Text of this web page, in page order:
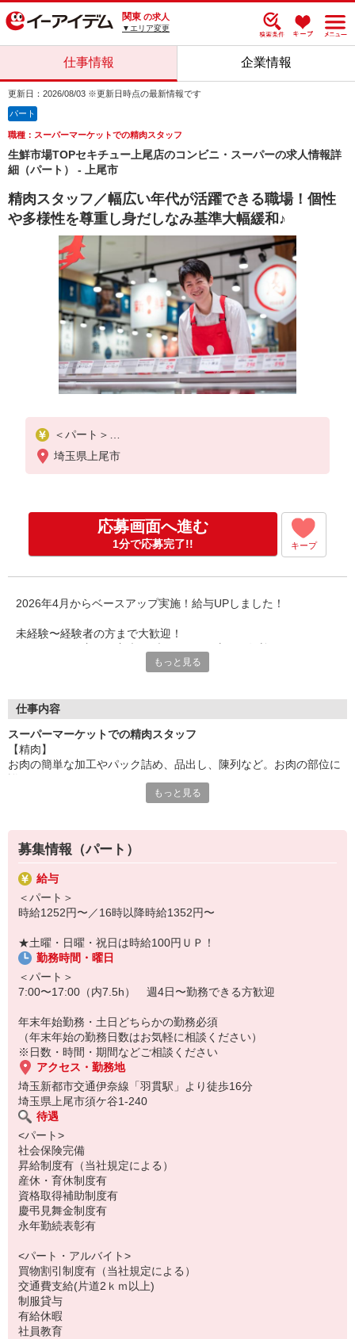
関東 の求人
▼エリア変更
仕事情報 企業情報
更新日：2026/08/03 ※更新日時点の最新情報です
パート
職種：スーパーマーケットでの精肉スタッフ
生鮮市場TOPセキチュー上尾店のコンビニ・スーパーの求人情報詳
細（パート） - 上尾市
精肉スタッフ／幅広い年代が活躍できる職場！個性
や多様性を尊重し身だしなみ基準大幅緩和♪
＜パート＞
時給1252円〜／16時以降時給1352円〜
埼玉県上尾市
応募画面へ進む
1分で応募完了!! キープ
2026年4月からベースアップ実施！給与UPしました！
未経験〜経験者の方まで大歓迎！
Wワーク・扶養範囲内勤務OK！
間未満であること）
セミセルフレジを導入しているため直接お金を触りません。
多様性や個性を尊重し
動きやすくカジュアルな服装◎（ジーパン可）
髪色自由◎（※場合によっては帽子着用）
まずはお気軽にお問合せください！
もっと見る
仕事内容
スーパーマーケットでの精肉スタッフ
【精肉】
お肉の簡単な加工やパック詰め、品出し、陳列など。お肉の部位に
販売スタッフ募集中！
マミーマートで働くと、待遇もいっぱい！
パート・アルバイトの募集です！
＜お買い物優遇制度＞お仕事帰りにお得にお買いものして帰れま
す！
ります！
その他にも、
＜交通費支給＞＜制服貸与＞
＜各社会保険完備＞＜互助会制度＞ 等々
『未経験でも安心!簡単おしごと』
丁寧にお教えしますので、どなたも安心スタート。
分からないこともすぐに聞けるアットホームな雰囲気の職場です。
経験がなくても、ブランクがあっても、OK！
もっと見る
募集情報（パート）
給与
＜パート＞
時給1252円〜／16時以降時給1352円〜
★土曜・日曜・祝日は時給100円ＵＰ！
勤務時間・曜日
＜パート＞
7:00〜17:00（内7.5h） 週4日〜勤務できる方歓迎
年末年始勤務・土日どちらかの勤務必須
（年末年始の勤務日数はお気軽に相談ください）
※日数・時間・期間などご相談ください
アクセス・勤務地
埼玉新都市交通伊奈線「羽貫駅」より徒歩16分
埼玉県上尾市須ケ谷1-240
待遇
<パート>
社会保険完備
昇給制度有（当社規定による）
産休・育休制度有
資格取得補助制度有
慶弔見舞金制度有
永年勤続表彰有
<パート・アルバイト>
買物割引制度有（当社規定による）
交通費支給(片道2ｋｍ以上)
制服貸与
有給休暇
社員教育